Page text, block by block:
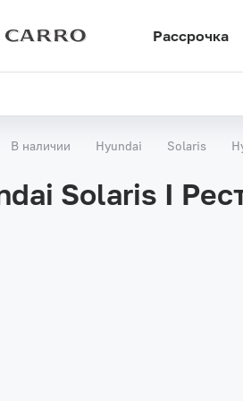
Рассрочка
В наличии Hyundai Solaris
Solaris I